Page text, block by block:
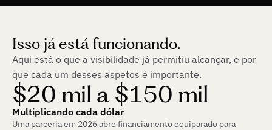
Isso já está funcionando.
Aqui está o que a visibilidade já permitiu alcançar, e por
que cada um desses aspetos é importante.
$20 mil a $150 mil
Multiplicando cada dólar
Uma parceria em 2026 abre financiamento equiparado para